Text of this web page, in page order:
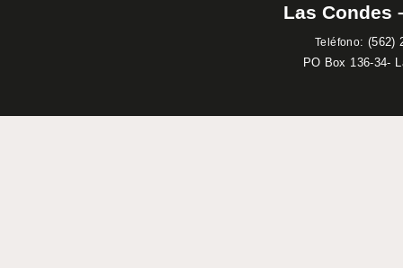
Las Condes
Teléfono: (562)
PO Box 136-34-